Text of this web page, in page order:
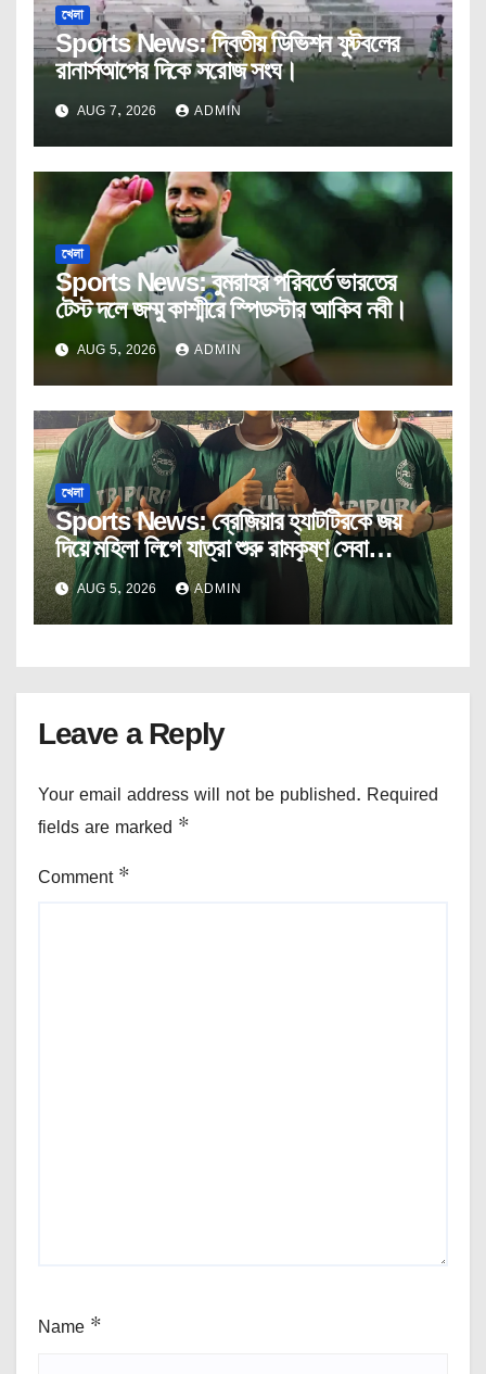
খেলা
Sports News: দ্বিতীয় ডিভিশন ফুটবলের
রানার্সআপের দিকে সরোজ সংঘ।
AUG 7, 2026 ADMIN
খেলা
Sports News: বুমরাহর পরিবর্তে ভারতের
টেস্ট দলে জম্মু কাশ্মীরে স্পিডস্টার আকিব নবী।
AUG 5, 2026 ADMIN
খেলা
Sports News: ব্রেজিয়ার হ্যাটট্রিকে জয়
দিয়ে মহিলা লিগে যাত্রা শুরু রামকৃষ্ণ সেবা
আশ্রমের।
AUG 5, 2026 ADMIN
Leave a Reply
Your email address will not be published. Required
fields are marked *
Comment *
Name *